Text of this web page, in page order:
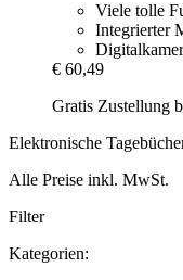
Viele tolle
Integrierter
€ 60,49
Gratis Zustellung
Elektronische
Alle Preise inkl. MwSt.
Filter
Kategorien: